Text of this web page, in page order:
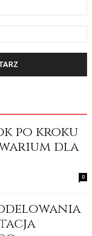
po kroku
dla
0